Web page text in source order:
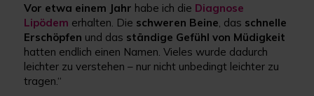
Vor etwa einem Jahr habe ich die Diagnose
Lipödem erhalten. Die schweren Beine , das schnelle
Erschöpfen und das ständige Gefühl von Müdigkeit
hatten endlich einen Namen. Vieles wurde dadurch
leichter zu verstehen – nur nicht unbedingt leichter zu
tragen.“